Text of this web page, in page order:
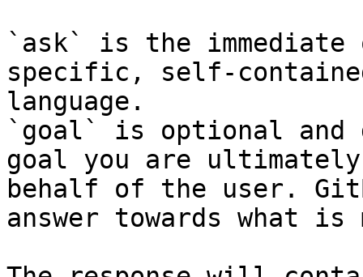
`ask` is the
specific, self-
language.
`goal` is optional and
goal you are
behalf of the user.
answer towards what